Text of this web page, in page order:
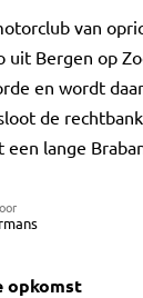
van
uit Bergen op
en wordt
de
lange
opkomst